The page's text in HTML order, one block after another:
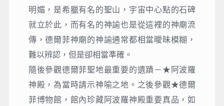
明媚，是希臘有名的聖山，宇宙中心點的石碑
就立於此，而有名的神諭也是從這裡的神廟流
傳，德爾菲神廟的神諭通常都相當曖昧模糊，
難以辨認，但是卻相當準確。
隨後參觀德爾菲聖地最重要的遺蹟－★阿波羅
神殿，為當時請示神喻之地。之後參觀★德爾
菲博物館，館內珍藏阿波羅神殿重要真品，如